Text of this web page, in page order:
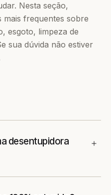
Nesta seção,
mais frequentes sobre
esgoto, limpeza de
sua dúvida não estiver
desentupidora